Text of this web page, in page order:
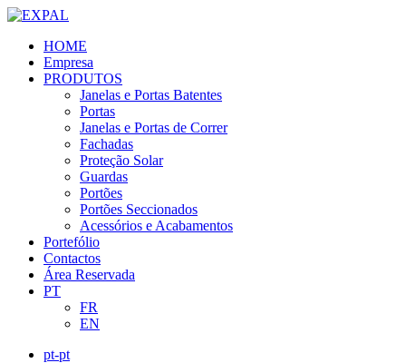
HOME
Empresa
PRODUTOS
Janelas e Portas Batentes
Portas
Janelas e Portas de Correr
Fachadas
Proteção Solar
Guardas
Portões
Portões Seccionados
Acessórios e Acabamentos
Portefólio
Contactos
Área Reservada
PT
FR
EN
pt-pt